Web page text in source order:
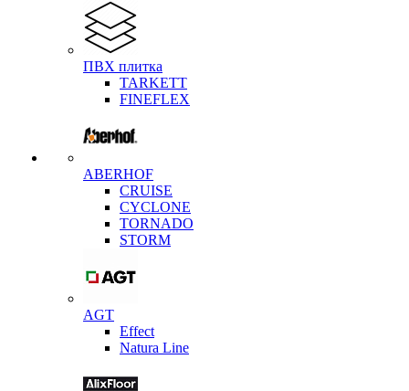
ПВХ плитка
TARKETT
FINEFLEX
ABERHOF
CRUISE
CYCLONE
TORNADO
STORM
AGT
Effect
Natura Line